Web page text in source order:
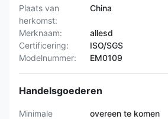
Plaats van
herkomst:
China
Merknaam:
allesd
Certificering:
ISO/SGS
Modelnummer:
EM0109
Handelsgoederen
Minimale
overeen te komen